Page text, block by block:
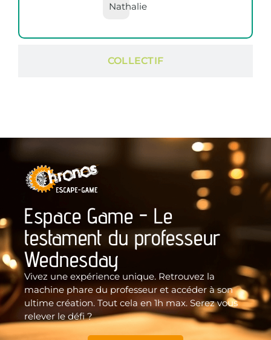
COLLECTIF
Nathalie
Espace Game - Le
testament du professeur
Wednesday
Vivez une expérience unique. Retrouvez la
machine phare du professeur et accéder à son
ultime création. Tout cela en 1h max. Serez vous
relever le défi ?